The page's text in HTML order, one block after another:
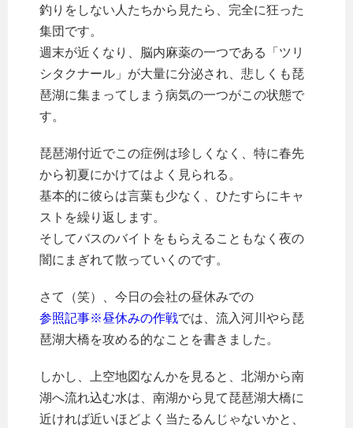
釣りをしない人たちから見たら、完全に狂った
集団です。
週末が近くなり、脳内麻薬の一つである「ツリ
シタクナール」が大量に分泌され、悲しくも琵
琶湖に集まってしまう病気の一つがこの状態で
す。
琵琶湖付近でこの症例は珍しくなく、特に春先
から初夏にかけてはよく見られる。
基本的に彼らは言葉も少なく、ひたすらにキャ
ストを繰り返します。
そしてバスのバイトをもらえることもなく夜の
闇にまぎれて散っていくのです。
さて（笑）、今日の会社の昼休みでの
参照記事※昼休みの作戦では、流入河川やら琵
琶湖大橋を攻める的なことを書きました。
しかし、上空地図なんかを見ると、北湖から南
湖へ流れ込む水は、南湖から見て琵琶湖大橋に
近ければ近いほどよく当たるんじゃないかと、